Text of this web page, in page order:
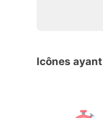
Icônes